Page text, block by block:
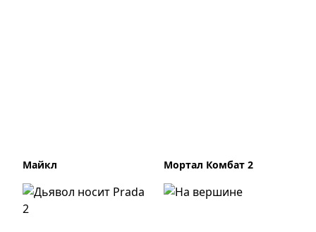
Майкл Мортал Комбат 2